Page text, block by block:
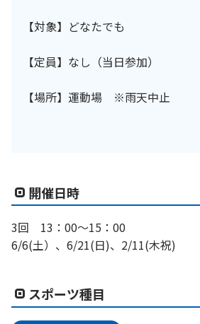
【対象】どなたでも
【定員】なし（当日参加）
【場所】運動場 ※雨天中止
開催日時
3回 13：00～15：00
6/6(土）、6/21(日)、2/11(木祝)
スポーツ種目